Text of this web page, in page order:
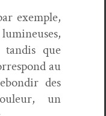
exem­ple,
tan­dis que
au
des
un